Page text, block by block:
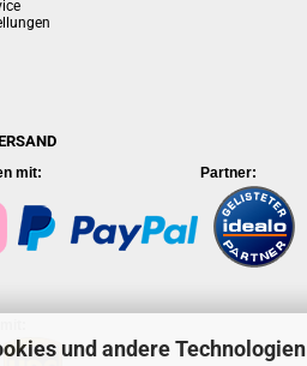
und andere Technologien
mit: Partner: